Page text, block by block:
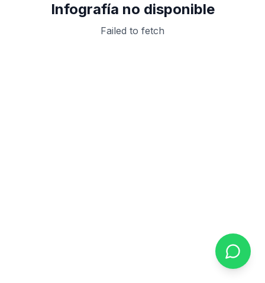
Infografía no disponible
Failed to fetch